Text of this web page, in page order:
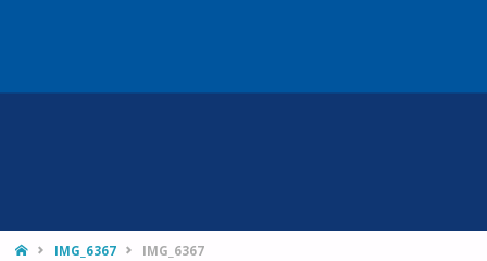
HOMEIMG_6367 IMG_6367